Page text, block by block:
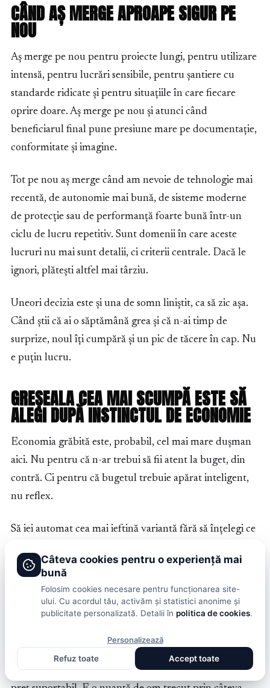
CÂND AȘ MERGE APROAPE SIGUR PE
NOU
Aș merge pe nou pentru proiecte lungi, pentru utilizare
intensă, pentru lucrări sensibile, pentru șantiere cu
standarde ridicate și pentru situațiile în care fiecare
oprire doare. Aș merge pe nou și atunci când
beneficiarul final pune presiune mare pe documentație,
conformitate și imagine.
Tot pe nou aș merge când am nevoie de tehnologie mai
recentă, de autonomie mai bună, de sisteme moderne
de protecție sau de performanță foarte bună într-un
ciclu de lucru repetitiv. Sunt domenii în care aceste
lucruri nu mai sunt detalii, ci criterii centrale. Dacă le
ignori, plătești altfel mai târziu.
Uneori decizia este și una de somn liniștit, ca să zic așa.
Când știi că ai o săptămână grea și că n-ai timp de
surprize, noul îți cumpără și un pic de tăcere în cap. Nu
e puțin lucru.
GREȘEALA CEA MAI SCUMPĂ ESTE SĂ
ALEGI DUPĂ INSTINCTUL DE ECONOMIE
Economia grăbită este, probabil, cel mai mare dușman
aici. Nu pentru că n-ar trebui să fii atent la buget, din
contră. Ci pentru că bugetul trebuie apărat inteligent,
nu reflex.
Să iei automat cea mai ieftină variantă fără să înțelegi ce
dimineața și regretabile până seara. O nacelă mai ieftină,
dar nepotrivită, slab întreținută sau prost susținută în
service, poate scoate din lucrare mai mulți bani decât ai
salvat. De fapt, aici se face diferența dintre preț și cost.
Un om atent nu cumpără chiria cea mai mică. Cumpără
combinația potrivită dintre siguranță, continuitate și
Câteva cookies pentru o experiență mai
bună
Folosim cookies necesare pentru funcționarea site-
ului. Cu acordul tău, activăm și statistici anonime și
publicitate personalizată. Detalii în politica de cookies.
Personalizează
Refuz toate
Accept toate